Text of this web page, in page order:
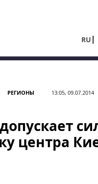
RU
РЕГИОНЫ 13:05, 09.07.2014
центра